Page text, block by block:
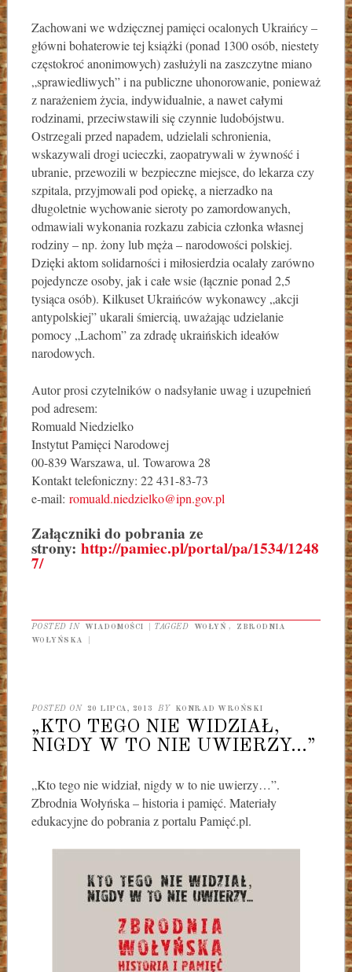
Zachowani we wdzięcznej pamięci ocalonych Ukraińcy –
główni bohaterowie tej książki (ponad 1300 osób, niestety
częstokroć anonimowych) zasłużyli na zaszczytne miano
„sprawiedliwych” i na publiczne uhonorowanie, ponieważ
z narażeniem życia, indywidualnie, a nawet całymi
rodzinami, przeciwstawili się czynnie ludobójstwu.
Ostrzegali przed napadem, udzielali schronienia,
wskazywali drogi ucieczki, zaopatrywali w żywność i
ubranie, przewozili w bezpieczne miejsce, do lekarza czy
szpitala, przyjmowali pod opiekę, a nierzadko na
długoletnie wychowanie sieroty po zamordowanych,
odmawiali wykonania rozkazu zabicia członka własnej
rodziny – np. żony lub męża – narodowości polskiej.
Dzięki aktom solidarności i miłosierdzia ocalały zarówno
pojedyncze osoby, jak i całe wsie (łącznie ponad 2,5
tysiąca osób). Kilkuset Ukraińców wykonawcy „akcji
antypolskiej” ukarali śmiercią, uważając udzielanie
pomocy „Lachom” za zdradę ukraińskich ideałów
narodowych.
Autor prosi czytelników o nadsyłanie uwag i uzupełnień
pod adresem:
Romuald Niedzielko
Instytut Pamięci Narodowej
00-839 Warszawa, ul. Towarowa 28
Kontakt telefoniczny: 22 431-83-73
e-mail: romuald.niedzielko@ipn.gov.pl
Załączniki do pobrania ze
strony: http://pamiec.pl/portal/pa/1534/1248
7/
POSTED IN WIADOMOŚCI TAGGED WOŁYŃ ,
ZBRODNIA
WOŁYŃSKA
POSTED ON 20 LIPCA, 2013 BY KONRAD WROŃSKI
„KTO TEGO NIE WIDZIAŁ,
NIGDY W TO NIE UWIERZY…”
„Kto tego nie widział, nigdy w to nie uwierzy…”.
Zbrodnia Wołyńska – historia i pamięć. Materiały
edukacyjne do pobrania z portalu Pamięć.pl.